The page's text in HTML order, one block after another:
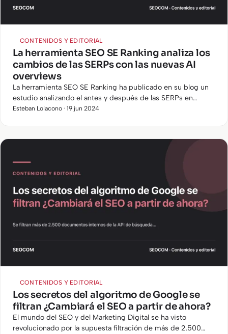
CONTENIDOS Y EDITORIAL
La herramienta SEO SE Ranking analiza los
cambios de las SERPs con las nuevas AI
overviews
La herramienta SEO SE Ranking ha publicado en su blog un
estudio analizando el antes y después de las SERPs en
Google con el cambio producido por los resultados en base
Esteban Loiacono · 19 jun 2024
CONTENIDOS Y EDITORIAL
Los secretos del algoritmo de Google se
filtran ¿Cambiará el SEO a partir de ahora?
El mundo del SEO y del Marketing Digital se ha visto
revolucionado por la supuesta filtración de más de 2.500